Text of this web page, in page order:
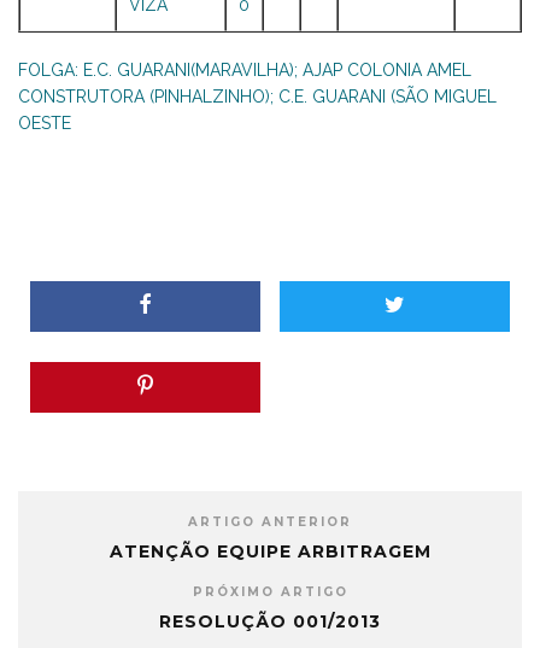
VIZA
0
FOLGA: E.C. GUARANI(MARAVILHA); AJAP COLONIA AMEL
CONSTRUTORA (PINHALZINHO); C.E. GUARANI (SÃO MIGUEL
OESTE
ARTIGO ANTERIOR
ATENÇÃO EQUIPE ARBITRAGEM
PRÓXIMO ARTIGO
RESOLUÇÃO 001/2013